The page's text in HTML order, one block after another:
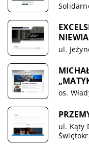
ul.
os.
ul. Kąty